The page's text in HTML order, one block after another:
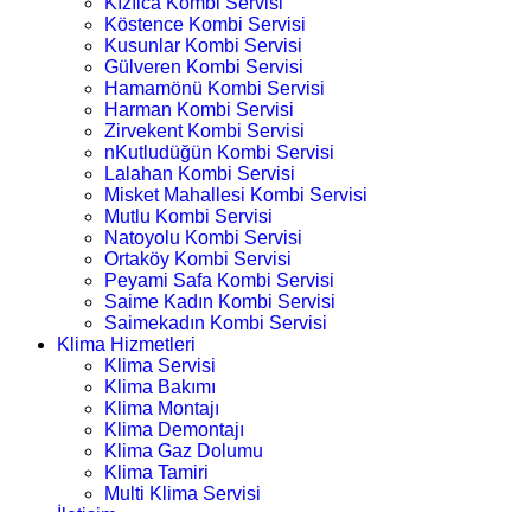
Köstence Kombi Servisi
Kusunlar Kombi Servisi
Gülveren Kombi Servisi
Hamamönü Kombi Servisi
Harman Kombi Servisi
Zirvekent Kombi Servisi
nKutludüğün Kombi Servisi
Lalahan Kombi Servisi
Misket Mahallesi Kombi Servisi
Mutlu Kombi Servisi
Natoyolu Kombi Servisi
Ortaköy Kombi Servisi
Peyami Safa Kombi Servisi
Saime Kadın Kombi Servisi
Saimekadın Kombi Servisi
Klima Hizmetleri
Klima Servisi
Klima Bakımı
Klima Montajı
Klima Demontajı
Klima Gaz Dolumu
Klima Tamiri
Multi Klima Servisi